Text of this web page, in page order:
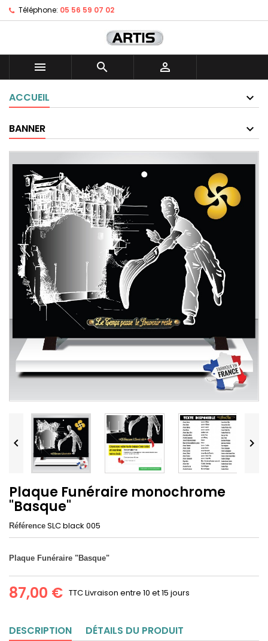
Téléphone: 05 56 59 07 02
  
ACCUEIL
BANNER
 
Plaque Funéraire monochrome
"Basque"
Référence SLC black 005
Plaque Funéraire "Basque"
87,00 € TTCLivraison entre 10 et 15 jours
DESCRIPTION DÉTAILS DU PRODUIT